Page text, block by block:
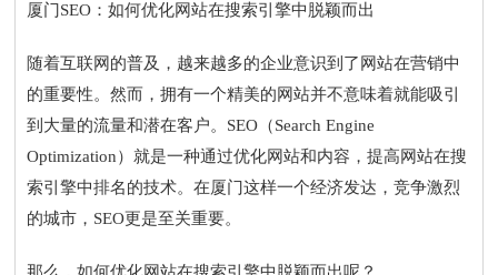
厦门SEO：如何优化网站在搜索引擎中脱颖而出
随着互联网的普及，越来越多的企业意识到了网站在营销中
的重要性。然而，拥有一个精美的网站并不意味着就能吸引
到大量的流量和潜在客户。SEO（Search Engine
Optimization）就是一种通过优化网站和内容，提高网站在搜
索引擎中排名的技术。在厦门这样一个经济发达，竞争激烈
的城市，SEO更是至关重要。